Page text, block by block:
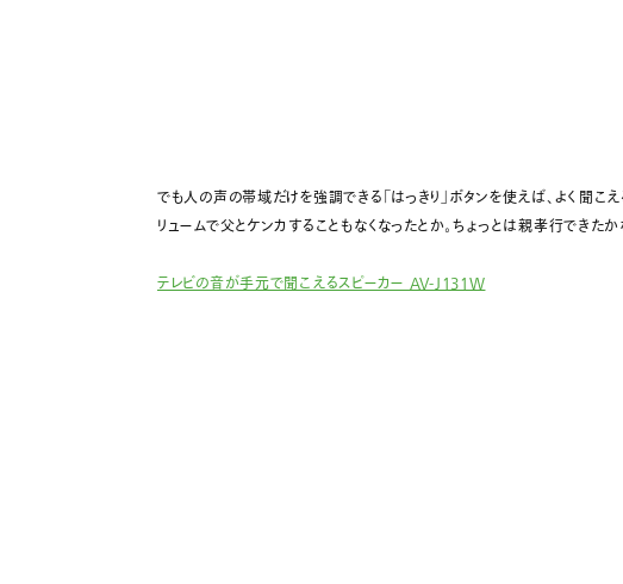
でも人の声の帯域だけを強調できる「はっきり」ボタンを使えば、よく聞こ
リュームで父とケンカすることもなくなったとか。ちょっとは親孝行できたか
テレビの音が手元で聞こえるスピーカー AV-J131W